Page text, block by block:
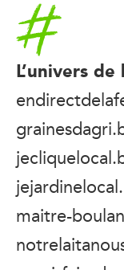
Accueil
L’univers
maitre-